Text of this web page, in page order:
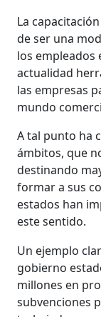
La
de ser una
los empleados
actualidad
las empresas
mundo
A tal punto ha
ámbitos, que
destinando
formar a sus
estados han
este sentido.
Un ejemplo
gobierno
millones en
subvenciones